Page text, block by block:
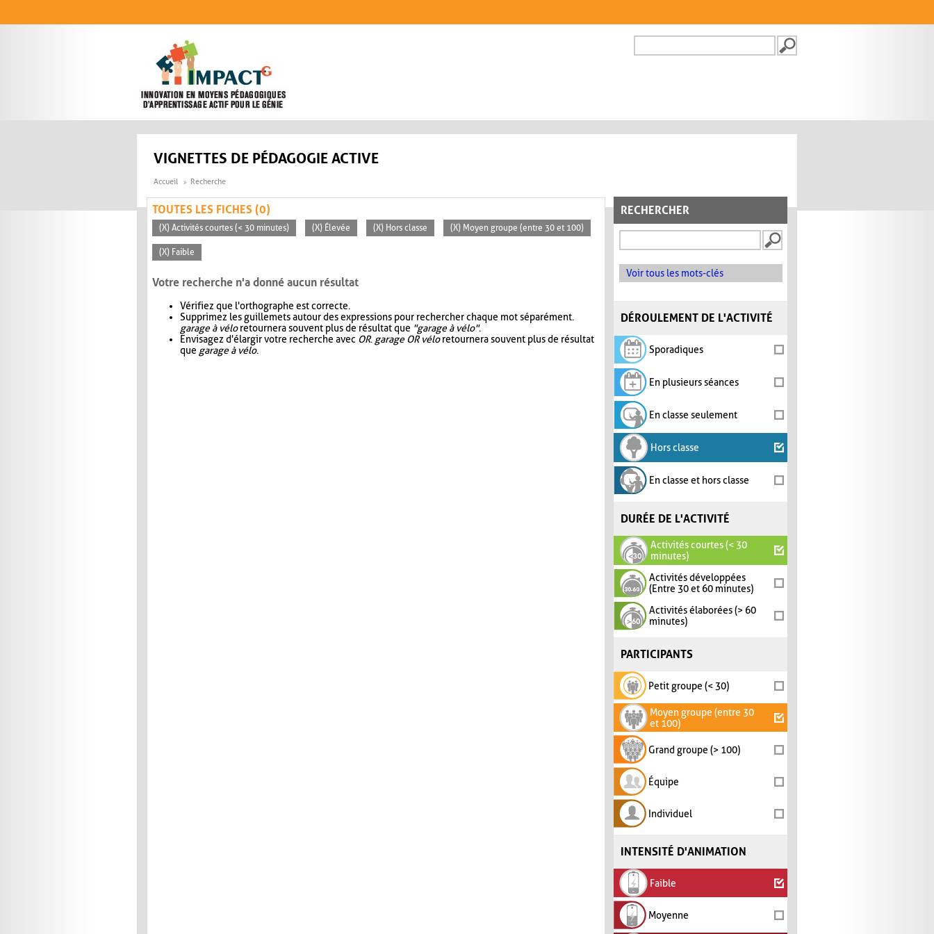
FORMULAIRE DE
VIGNETTES DE PÉDAGOGIE ACTIVE
Accueil Recherche
RECHERCHER
Voir tous les mots-clés
DÉROULEMENT DE L'ACTIVITÉ
Sporadiques
En plusieurs séances
En classe seulement
Hors classe
En classe et hors classe
DURÉE DE L'ACTIVITÉ
Activités courtes (< 30
minutes)
Activités développées
(Entre 30 et 60 minutes)
Activités élaborées (> 60
minutes)
PARTICIPANTS
Petit groupe (< 30)
Moyen groupe (entre 30
et 100)
Grand groupe (> 100)
Équipe
Individuel
INTENSITÉ D'ANIMATION
Faible
Moyenne
TOUTES LES FICHES (0)
(X) Activités courtes (< 30 minutes) (X) Élevée (X) Hors classe (X) Moyen groupe (entre 30 et 100)
(X) Faible
Votre recherche n'a donné aucun résultat
Vérifiez que l'orthographe est correcte.
Supprimez les guillemets autour des expressions pour rechercher chaque mot séparément.
garage à véloretournera souvent plus de résultat que "garage à vélo".
Envisagez d'élargir votre recherche avec OR. garage OR véloretournera souvent plus de résultat
que garage à vélo.